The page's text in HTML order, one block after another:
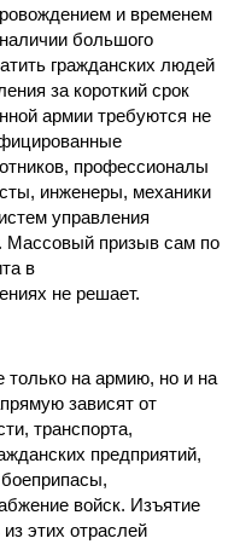
и временем
большого
гражданских людей
за короткий срок
армии требуются не
профессионалы
инженеры, механики
управления
Массовый призыв сам по
в
не решает.
только на армию, но и на
зависят от
транспорта,
предприятий,
войск. Изъятие
этих отраслей